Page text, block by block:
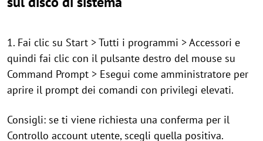
1. Fai clic su Start > Tutti i programmi > Accessori e
quindi fai clic con il pulsante destro del mouse su
Command Prompt > Esegui come amministratore per
aprire il prompt dei comandi con privilegi elevati.
Consigli: se ti viene richiesta una conferma per il
Controllo account utente, scegli quella positiva.